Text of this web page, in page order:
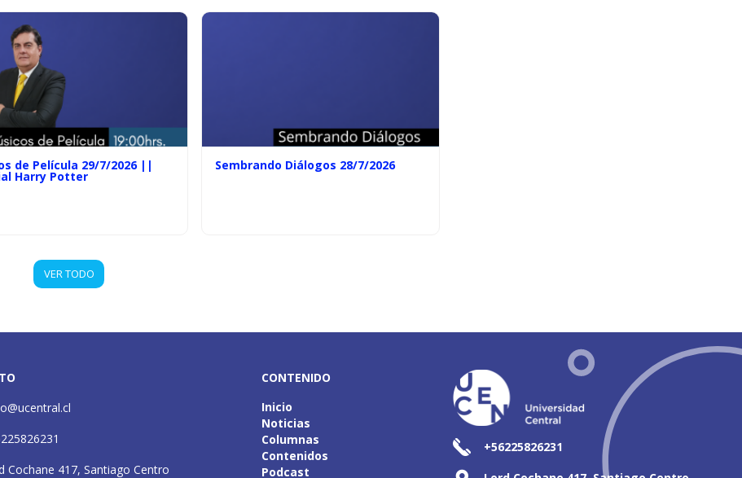
de Película 29/7/2026 ||
Harry Potter
Sembrando Diálogos 28/7/2026
VER TODO
Cochane 417, Santiago Centro
CONTENIDO
Inicio
Noticias
Columnas
Contenidos
Podcast
+56225826231